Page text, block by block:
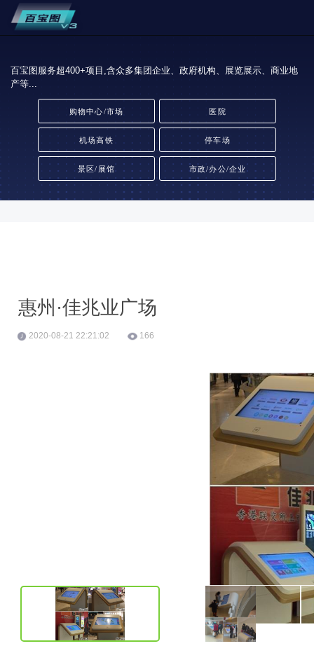
百宝图服务超400+项目,含众多集团企业、政府机构、展览展示、商业地
产等...
购物中心/市场 医院
机场高铁 停车场
景区/展馆 市政/办公/企业
惠州·佳兆业广场
2020-08-21 22:21:02 166